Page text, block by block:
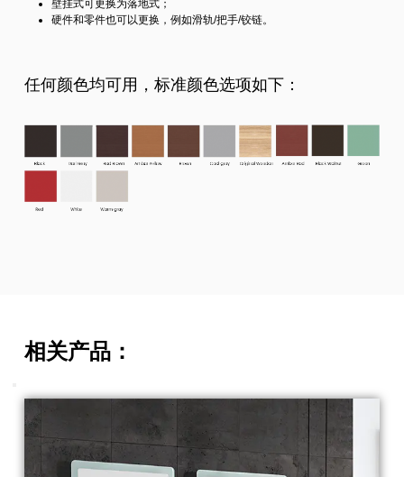
壁挂式可更换为落地式；
硬件和零件也可以更换，例如滑轨/把手/铰链。
任何颜色均可用，标准颜色选项如下：
相关产品：